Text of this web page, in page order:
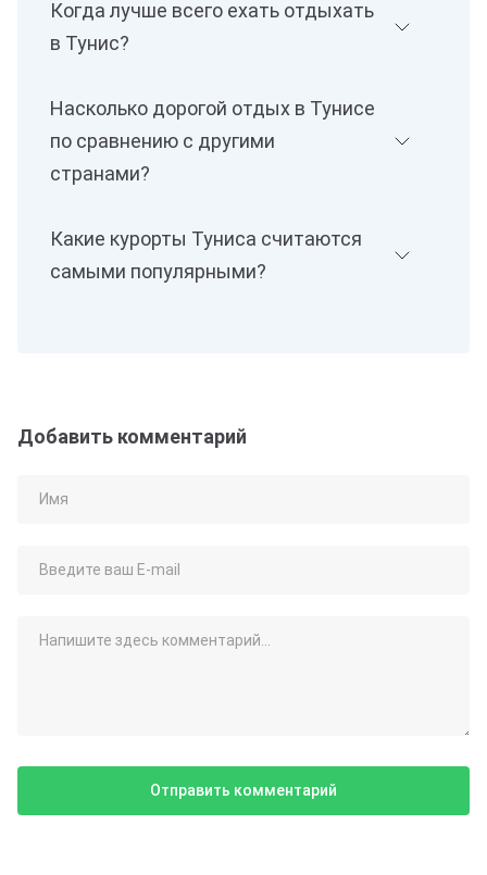
Когда лучше всего ехать отдыхать
в Тунис?
Насколько дорогой отдых в Тунисе
по сравнению с другими
странами?
Какие курорты Туниса считаются
самыми популярными?
Добавить комментарий